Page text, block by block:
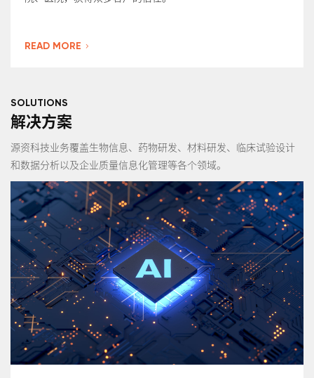
READ MORE
SOLUTIONS
解决方案
源资科技业务覆盖生物信息、药物研发、材料研发、临床试验设计
和数据分析以及企业质量信息化管理等各个领域。